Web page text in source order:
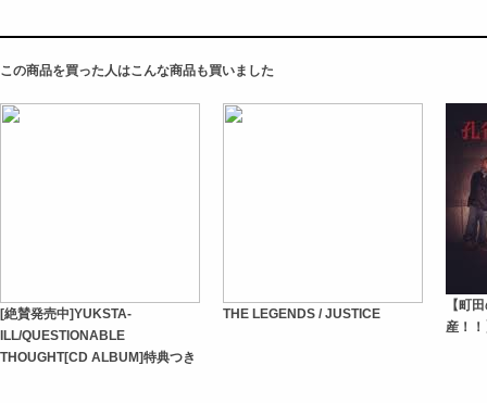
この商品を買った人はこんな商品も買いました
[絶賛発売中]YUKSTA-
ILL/QUESTIONABLE
THOUGHT[CD ALBUM]特典つき
THE LEGENDS / JUSTICE
【町
産！